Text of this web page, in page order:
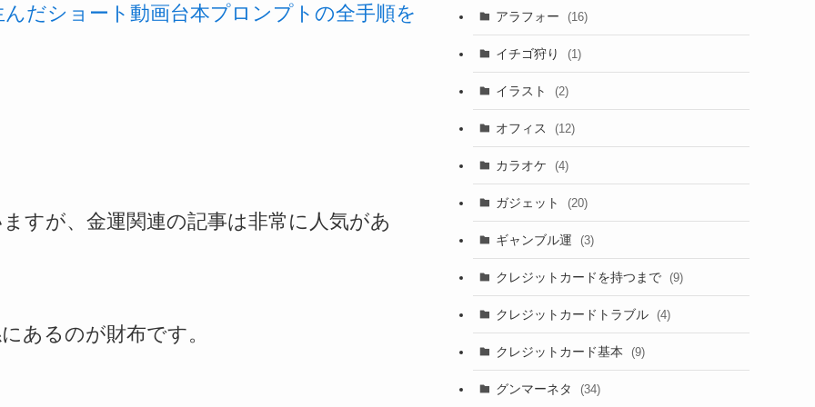
だショート動画台本プロンプトの全手順を
すが、金運関連の記事は非常に人気があ
あるのが財布です。
アラフォー (16)
イチゴ狩り (1)
イラスト (2)
オフィス (12)
カラオケ (4)
ガジェット (20)
ギャンブル運 (3)
クレジットカードを持つまで (9)
クレジットカードトラブル (4)
クレジットカード基本 (9)
グンマーネタ (34)